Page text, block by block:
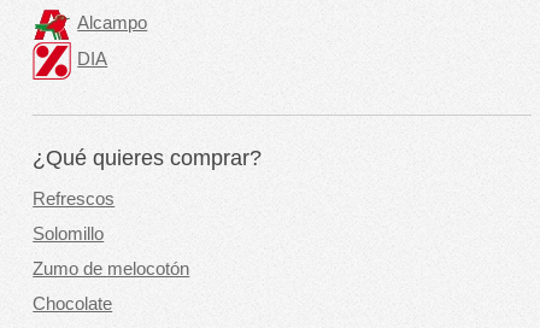
Alcampo
DIA
¿Qué quieres comprar?
Refrescos
Solomillo
Zumo de melocotón
Chocolate